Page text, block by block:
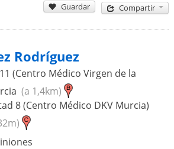
Guardar Compartir
Rodríguez
(Centro Médico Virgen de la
(a 1,4km)
8 (Centro Médico DKV Murcia)